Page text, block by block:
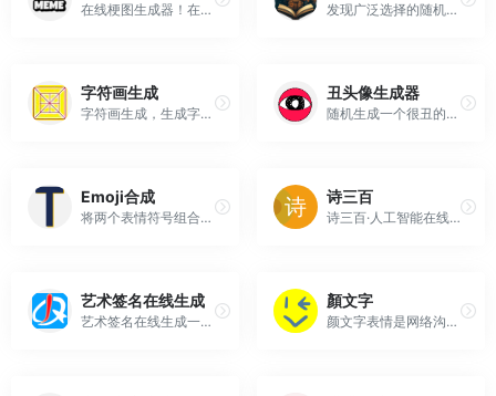
在线梗图生成器！在线做梗图meme,超多无水印高清meme梗图模板等你来免费制作分享！电脑PC端或者手机端都能在线制作属于自己的meme梗图 发现广泛选择的随机名字生成器和插图短篇故事。自2011年以来，我们一直精心管理。谢谢您的访问!
字符画生成
字符画生成，生成字符画
丑头像生成器
随机生成一个很丑的手绘头像
Emoji合成
将两个表情符号组合成一个。有数千种组合可供选择。
诗三百
诗三百·人工智能在线诗歌写作平台_自动写诗_在线作诗机_藏头诗生成器_姓名作诗_AI填词_AI现代诗_AI文言文_AI歌词_AI文案_自动电脑对对联
艺术签名在线生成
艺术签名在线生成一笔签名设计在线艺术字体在线生成器_艺术字网
顏文字
颜文字表情是网络沟通的趣味元素。本文将介绍颜文字网站，一个提供丰富颜文字图案表情的平台，用户可以轻松复制粘贴使用，或加入到输入法中，让在线交流更加生动有趣